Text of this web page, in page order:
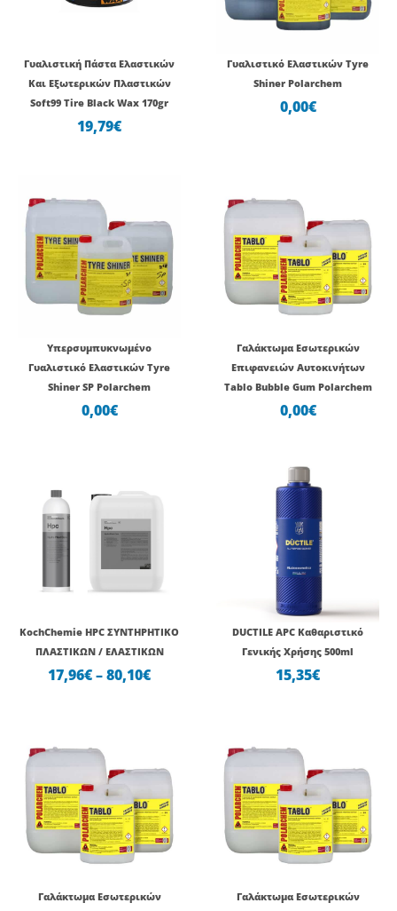
Γυαλιστική Πάστα Ελαστικών
Και Εξωτερικών Πλαστικών
Soft99 Tire Black Wax 170gr
19,79€
Γυαλιστικό Ελαστικών Tyre
Shiner Polarchem
0,00€
Υπερσυμπυκνωμένο
Γυαλιστικό Ελαστικών Tyre
Shiner SP Polarchem
0,00€
Γαλάκτωμα Εσωτερικών
Επιφανειών Αυτοκινήτων
Tablo Bubble Gum Polarchem
0,00€
KochChemie HPC ΣΥΝΤΗΡΗΤΙΚΟ
ΠΛΑΣΤΙΚΩΝ / ΕΛΑΣΤΙΚΩΝ
17,96€–80,10€
range:
17,96€
DUCTILE APC Καθαριστικό
Γενικής Χρήσης 500ml
15,35€
Γαλάκτωμα Εσωτερικών
Γαλάκτωμα Εσωτερικών